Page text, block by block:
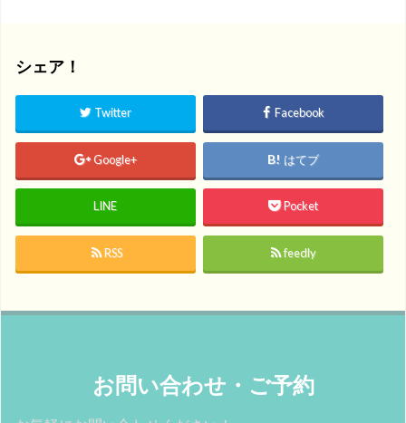
シェア！
Twitter Facebook
Google+ はてブ
LINE Pocket
RSS feedly
お問い合わせ・ご予約